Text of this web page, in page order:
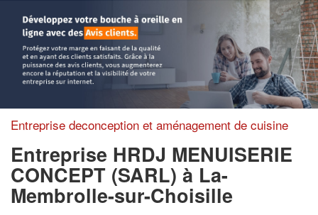
Entreprise deconception et aménagement de cuisine
Entreprise HRDJ MENUISERIE
CONCEPT (SARL) à La-
Membrolle-sur-Choisille